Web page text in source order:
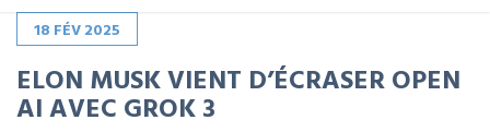
18 FÉV2025
ELON MUSK VIENT D’ÉCRASER OPEN
AI AVEC GROK 3